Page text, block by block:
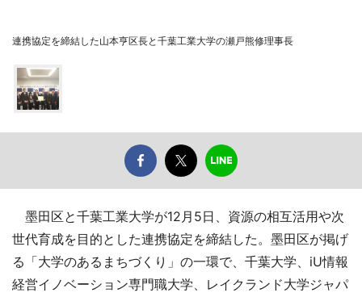
連携協定を締結した山本亨区長と千葉工業大学の瀬戸熊修理事長
墨田区と千葉工業大学が12月5日、資源の相互活用や次
世代育成を目的とした連携協定を締結した。墨田区が掲げ
る「大学のあるまちづくり」の一環で、千葉大学、iU情報
経営イノベーション専門職大学、レイクランド大学ジャパ